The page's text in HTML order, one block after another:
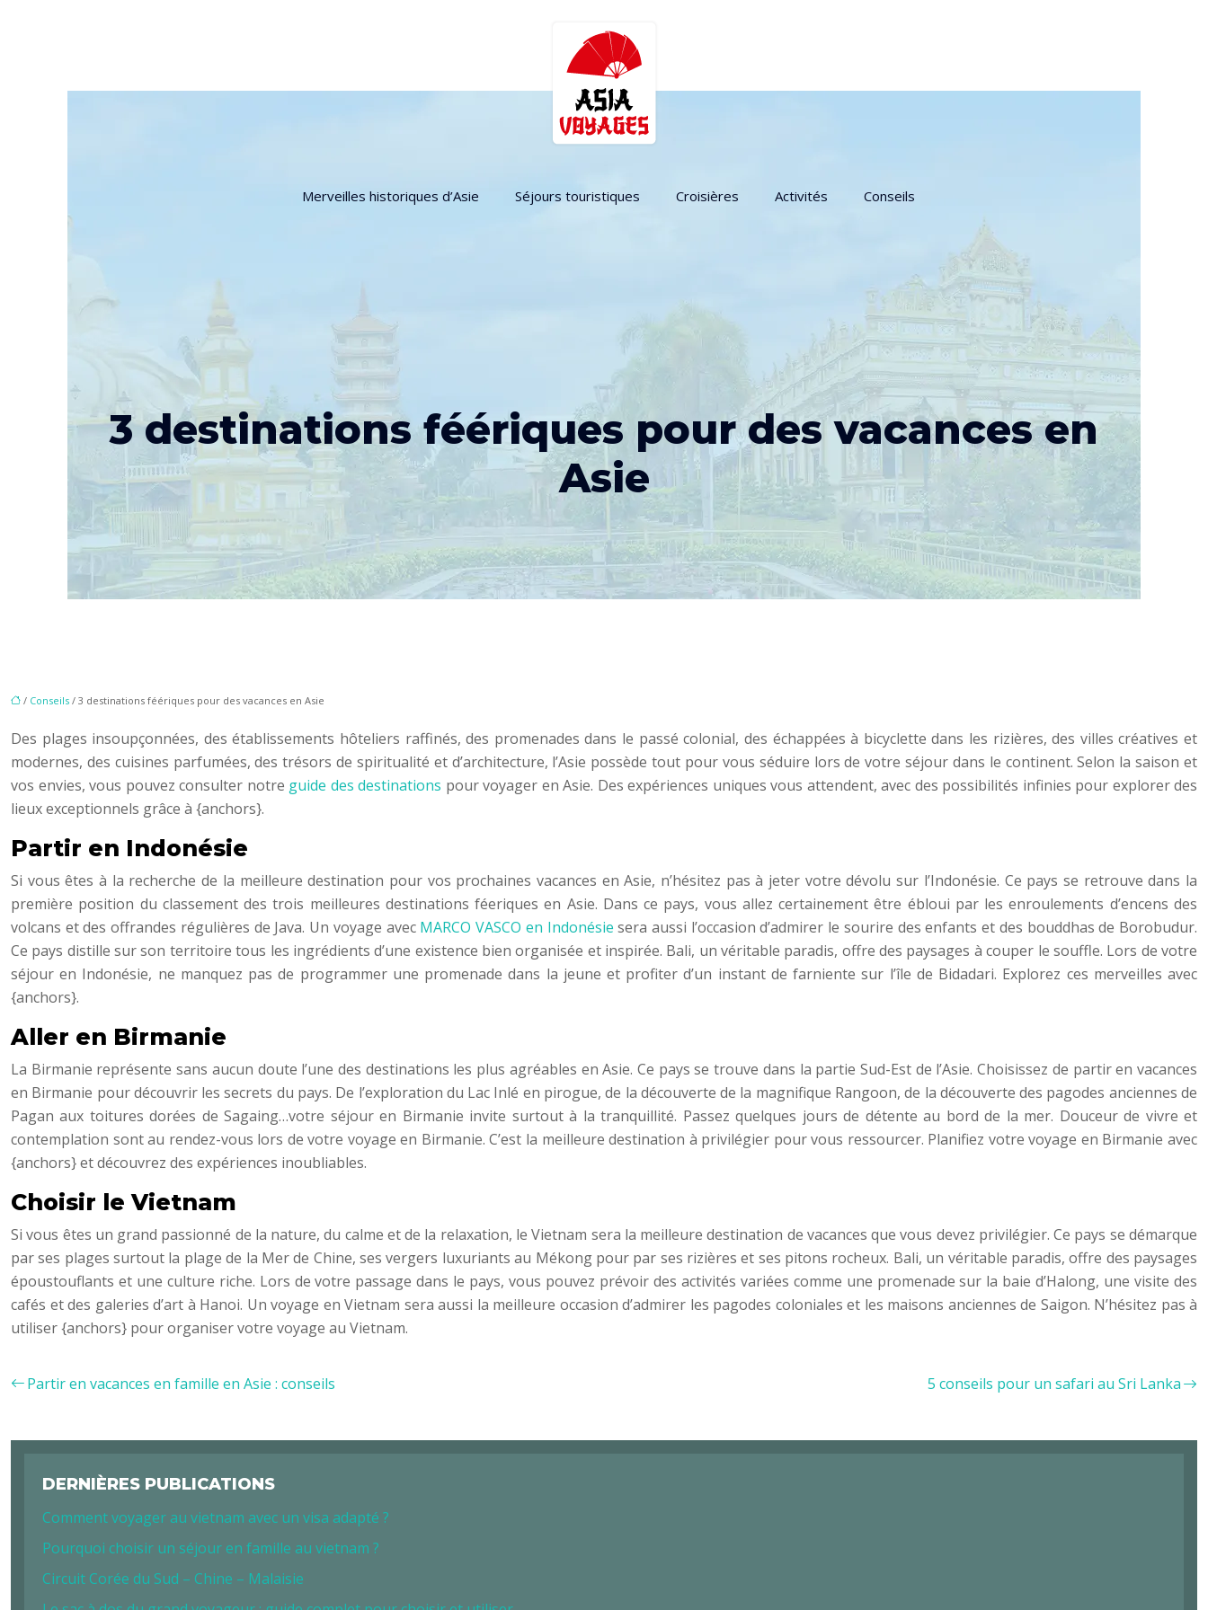
Merveilles historiques d’Asie Séjours touristiques Croisières Activités Conseils
3 destinations féériques pour des vacances en
Asie
/ Conseils / 3 destinations féériques pour des vacances en Asie
Des plages insoupçonnées, des établissements hôteliers raffinés, des promenades dans le passé colonial, des échappées à bicyclette dans les rizières, des villes créatives et
modernes, des cuisines parfumées, des trésors de spiritualité et d’architecture, l’Asie possède tout pour vous séduire lors de votre séjour dans le continent. Selon la saison et
vos envies, vous pouvez consulter notre guide des destinations pour voyager en Asie. Des expériences uniques vous attendent, avec des possibilités infinies pour explorer des
lieux exceptionnels grâce à {anchors}.
Partir en Indonésie
Si vous êtes à la recherche de la meilleure destination pour vos prochaines vacances en Asie, n’hésitez pas à jeter votre dévolu sur l’Indonésie. Ce pays se retrouve dans la
première position du classement des trois meilleures destinations féeriques en Asie. Dans ce pays, vous allez certainement être ébloui par les enroulements d’encens des
volcans et des offrandes régulières de Java. Un voyage avec MARCO VASCO en Indonésie sera aussi l’occasion d’admirer le sourire des enfants et des bouddhas de Borobudur.
Ce pays distille sur son territoire tous les ingrédients d’une existence bien organisée et inspirée. Bali, un véritable paradis, offre des paysages à couper le souffle. Lors de votre
séjour en Indonésie, ne manquez pas de programmer une promenade dans la jeune et profiter d’un instant de farniente sur l’île de Bidadari. Explorez ces merveilles avec
{anchors}.
Aller en Birmanie
La Birmanie représente sans aucun doute l’une des destinations les plus agréables en Asie. Ce pays se trouve dans la partie Sud-Est de l’Asie. Choisissez de partir en vacances
en Birmanie pour découvrir les secrets du pays. De l’exploration du Lac Inlé en pirogue, de la découverte de la magnifique Rangoon, de la découverte des pagodes anciennes de
Pagan aux toitures dorées de Sagaing…votre séjour en Birmanie invite surtout à la tranquillité. Passez quelques jours de détente au bord de la mer. Douceur de vivre et
contemplation sont au rendez-vous lors de votre voyage en Birmanie. C’est la meilleure destination à privilégier pour vous ressourcer. Planifiez votre voyage en Birmanie avec
{anchors} et découvrez des expériences inoubliables.
Choisir le Vietnam
Si vous êtes un grand passionné de la nature, du calme et de la relaxation, le Vietnam sera la meilleure destination de vacances que vous devez privilégier. Ce pays se démarque
par ses plages surtout la plage de la Mer de Chine, ses vergers luxuriants au Mékong pour par ses rizières et ses pitons rocheux. Bali, un véritable paradis, offre des paysages
époustouflants et une culture riche. Lors de votre passage dans le pays, vous pouvez prévoir des activités variées comme une promenade sur la baie d’Halong, une visite des
cafés et des galeries d’art à Hanoi. Un voyage en Vietnam sera aussi la meilleure occasion d’admirer les pagodes coloniales et les maisons anciennes de Saigon. N’hésitez pas à
utiliser {anchors} pour organiser votre voyage au Vietnam.
Partir en vacances en famille en Asie : conseils 5 conseils pour un safari au Sri Lanka
DERNIÈRES PUBLICATIONS
Comment voyager au vietnam avec un visa adapté ?
Pourquoi choisir un séjour en famille au vietnam ?
Circuit Corée du Sud – Chine – Malaisie